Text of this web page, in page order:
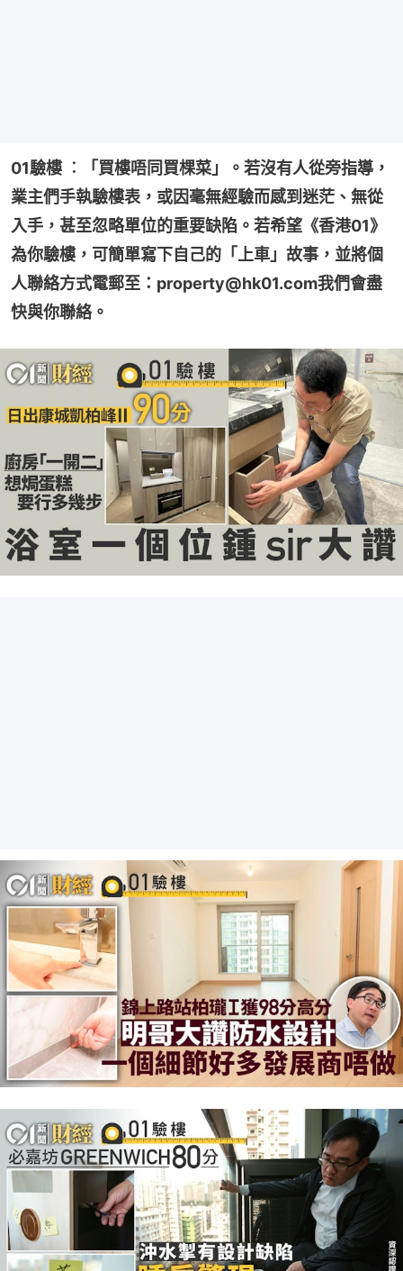
01驗樓 ︰「買樓唔同買棵菜」。若沒有人從旁指導，
業主們手執驗樓表，或因毫無經驗而感到迷茫、無從
入手，甚至忽略單位的重要缺陷。若希望《香港01》
為你驗樓，可簡單寫下自己的「上車」故事，並將個
人聯絡方式電郵至：property@hk01.com我們會盡
快與你聯絡。